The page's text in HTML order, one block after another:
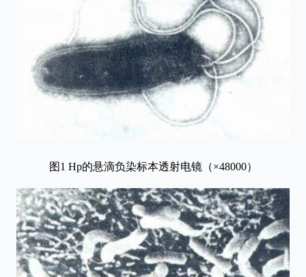
图1 Hp的悬滴负染标本透射电镜（×48000）